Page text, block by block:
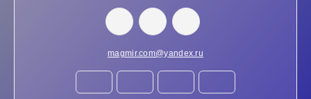
magmir.com@yandex.ru